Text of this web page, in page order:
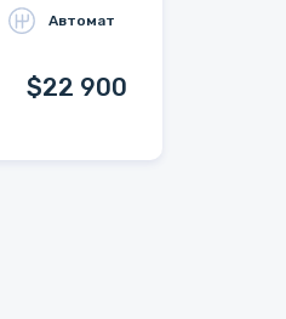
Автомат
$22 900